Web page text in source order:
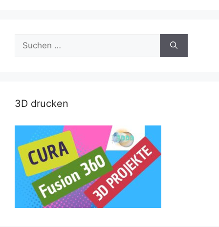
nach:
3D drucken